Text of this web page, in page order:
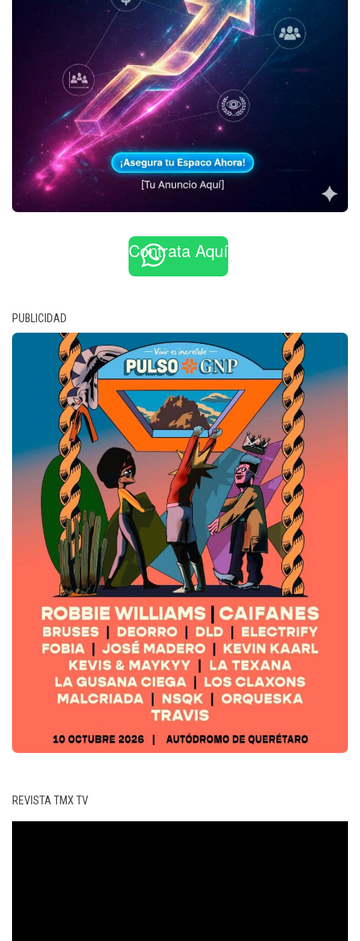
Contrata Aquí
PUBLICIDAD
REVISTA TMX TV